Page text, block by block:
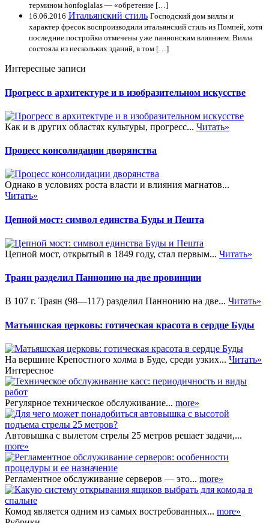
термином honfoglalas — «обретение […]
16.06.2016 Итальянский стиль Господский дом виллы и
характер фресок воспроизводили итальянский стиль из Помпей, хотя
последние постройки отмечены уже паннонским влиянием. Вилла
состояла из нескольких зданий, в том […]
Интересные записи
Прогресс в архитектуре и в изобразительном искусстве
Как и в других областях культуры, прогресс... Читать»
Процесс консолидации дворянства
Однако в условиях роста власти и влияния магнатов...
Читать»
Цепной мост: символ единства Буды и Пешта
Цепной мост, открытый в 1849 году, стал первым... Читать»
Траян разделил Паннонию на две провинции
В 107 г. Траян (98—117) разделил Паннонию на две... Читать»
Матьяшская церковь: готическая красота в сердце Буды
На вершине Крепостного холма в Буде, среди узких... Читать»
Интересное
Регулярное техническое обслуживание... more»
Автовышка с вылетом стрелы 25 метров решает задачи,...
more»
Регламентное обслуживание серверов — это... more»
Комод является одним из самых востребованных... more»